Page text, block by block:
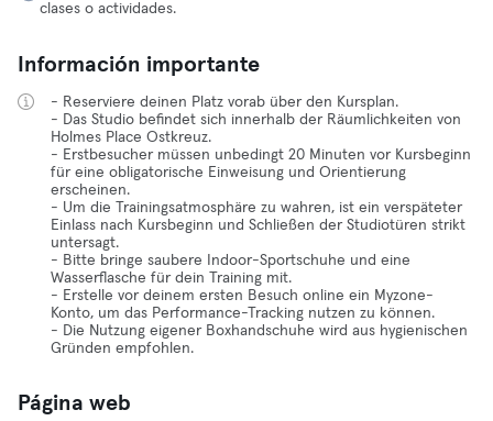
clases o actividades.
Información importante
- Reserviere deinen Platz vorab über den Kursplan.
- Das Studio befindet sich innerhalb der Räumlichkeiten von
Holmes Place Ostkreuz.
- Erstbesucher müssen unbedingt 20 Minuten vor Kursbeginn
für eine obligatorische Einweisung und Orientierung
erscheinen.
- Um die Trainingsatmosphäre zu wahren, ist ein verspäteter
Einlass nach Kursbeginn und Schließen der Studiotüren strikt
untersagt.
- Bitte bringe saubere Indoor-Sportschuhe und eine
Wasserflasche für dein Training mit.
- Erstelle vor deinem ersten Besuch online ein Myzone-
Konto, um das Performance-Tracking nutzen zu können.
- Die Nutzung eigener Boxhandschuhe wird aus hygienischen
Gründen empfohlen.
Página web